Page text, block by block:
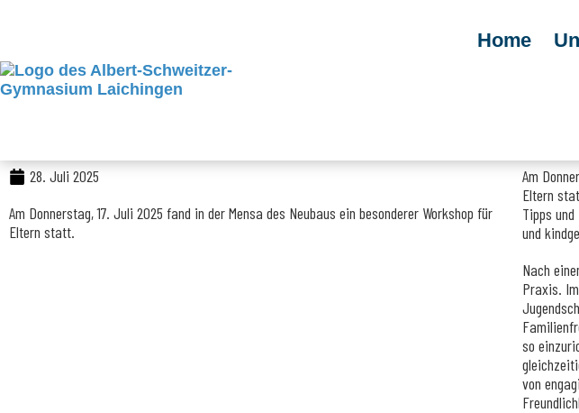
Home
28. Juli 2025
Am Donnerstag, 17. Juli 2025 fand in der Mensa des Neubaus ein besonderer Workshop für
Eltern statt.
Am
Eltern
Tipps
und
Nach
Praxis.
so
von